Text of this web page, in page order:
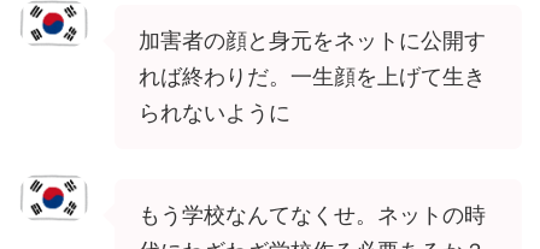
加害者の顔と身元をネットに公開す
れば終わりだ。一生顔を上げて生き
られないように
もう学校なんてなくせ。ネットの時